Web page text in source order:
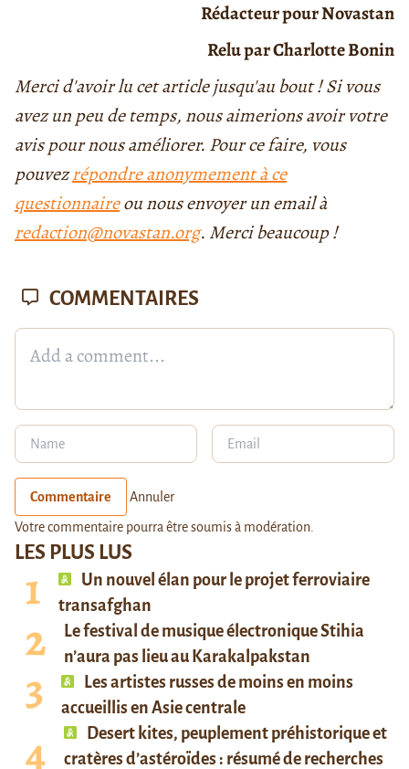
Rédacteur pour Novastan
Relu par Charlotte Bonin
Merci d'avoir lu cet article jusqu'au bout ! Si vous
avez un peu de temps, nous aimerions avoir votre
avis pour nous améliorer. Pour ce faire, vous
pouvezrépondre anonymement à ce
questionnaireou nous envoyer un email à
redaction@novastan.org. Merci beaucoup !
LES PLUS LUS
Un nouvel élan pour le projet ferroviaire
transafghan
Le festival de musique électronique Stihia
n’aura pas lieu au Karakalpakstan
Les artistes russes de moins en moins
accueillis en Asie centrale
Desert kites, peuplement préhistorique et
cratères d’astéroïdes : résumé de recherches
COMMENTAIRES
Commentaire Annuler
Votre commentaire pourra être soumis à modération.